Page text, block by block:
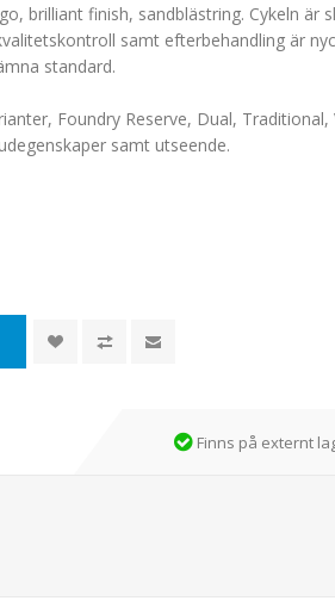
brilliant finish, sandblästring. Cykeln är
samt efterbehandling är
standard.
Foundry Reserve, Dual, Traditional,
samt utseende.
Finns på externt